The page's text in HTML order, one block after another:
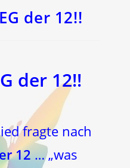
Fensterder 12!!
der 12!!
fragte nach
12… „was